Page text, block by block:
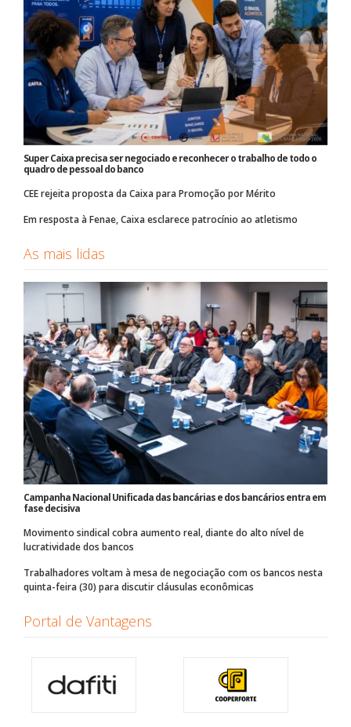
Super Caixa precisa ser negociado e reconhecer o trabalho de todo o
quadro de pessoal do banco
CEE rejeita proposta da Caixa para Promoção por Mérito
Em resposta à Fenae, Caixa esclarece patrocínio ao atletismo
As mais lidas
Campanha Nacional Unificada das bancárias e dos bancários entra em
fase decisiva
Movimento sindical cobra aumento real, diante do alto nível de
lucratividade dos bancos
Trabalhadores voltam à mesa de negociação com os bancos nesta
quinta-feira (30) para discutir cláusulas econômicas
Portal de Vantagens